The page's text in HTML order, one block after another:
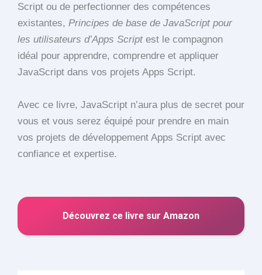
Script ou de perfectionner des compétences
existantes, Principes de base de JavaScript pour
les utilisateurs d’Apps Scriptest le compagnon
idéal pour apprendre, comprendre et appliquer
JavaScript dans vos projets Apps Script.
Avec ce livre, JavaScript n’aura plus de secret pour
vous et vous serez équipé pour prendre en main
vos projets de développement Apps Script avec
confiance et expertise.
Découvrez ce livre sur Amazon